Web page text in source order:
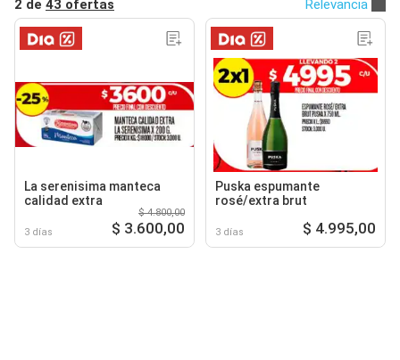
2 de 43 ofertas Relevancia
La serenisima manteca
calidad extra
3 días
$ 4.800,00
$ 3.600,00
Puska espumante
rosé/extra brut
3 días $ 4.995,00